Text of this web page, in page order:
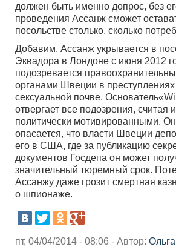
должен быть именно допрос, без
проведения Ассанж сможет
посольстве столько, сколько
Добавим, Ассанж укрывается в
Эквадора в Лондоне с июня 2012
подозревается
органами Швеции в преступлениях
сексуальной почве.
отвергает все подозрения, считая
политически мотивированными.
опасается, что власти Швеции
его в США, где за публикацию
документов Госдепа он может
значительный тюремный срок.
Ассанжу даже грозит смертная
о шпионаже.
пт, 04/04/2014 - 08:06 - Автор: